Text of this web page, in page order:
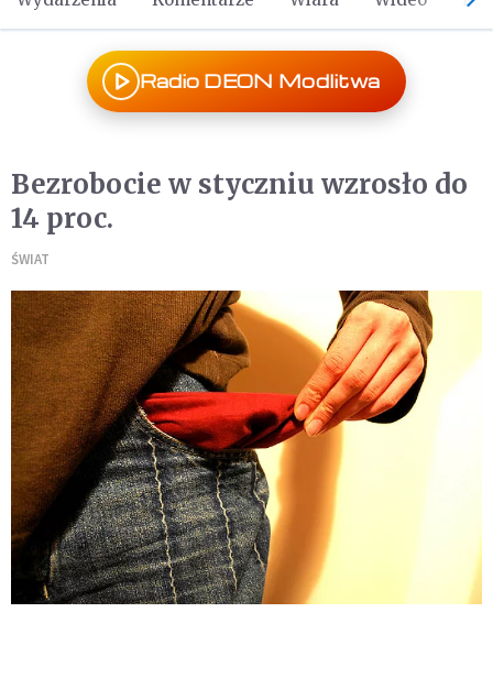
Radio DEON Modlitwa
Bezrobocie w styczniu wzrosło do
14 proc.
ŚWIAT